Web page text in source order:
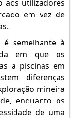
aos utilizadores
em vez de
semelhante à
em que os
a piscinas em
diferenças
mineira
enquanto os
de uma